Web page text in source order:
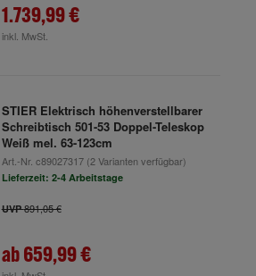
1.739,99 €
inkl. MwSt.
STIER Elektrisch höhenverstellbarer
Schreibtisch 501-53 Doppel-Teleskop
Weiß mel. 63-123cm
Art.-Nr. c89027317(2 Varianten verfügbar)
Lieferzeit: 2-4 Arbeitstage
UVP891,05 €
ab659,99 €